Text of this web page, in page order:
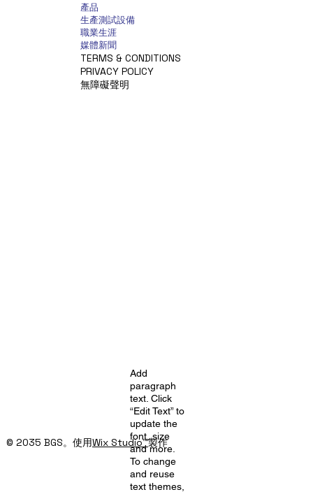
產品
生產測試設備
職業生涯
媒體新聞
TERMS & CONDITIONS
PRIVACY POLICY
無障礙聲明
© 2035 BGS。使用Wix Studio™製作
Add
paragraph
text. Click
“Edit Text” to
update the
font, size
and more.
To change
and reuse
text themes,